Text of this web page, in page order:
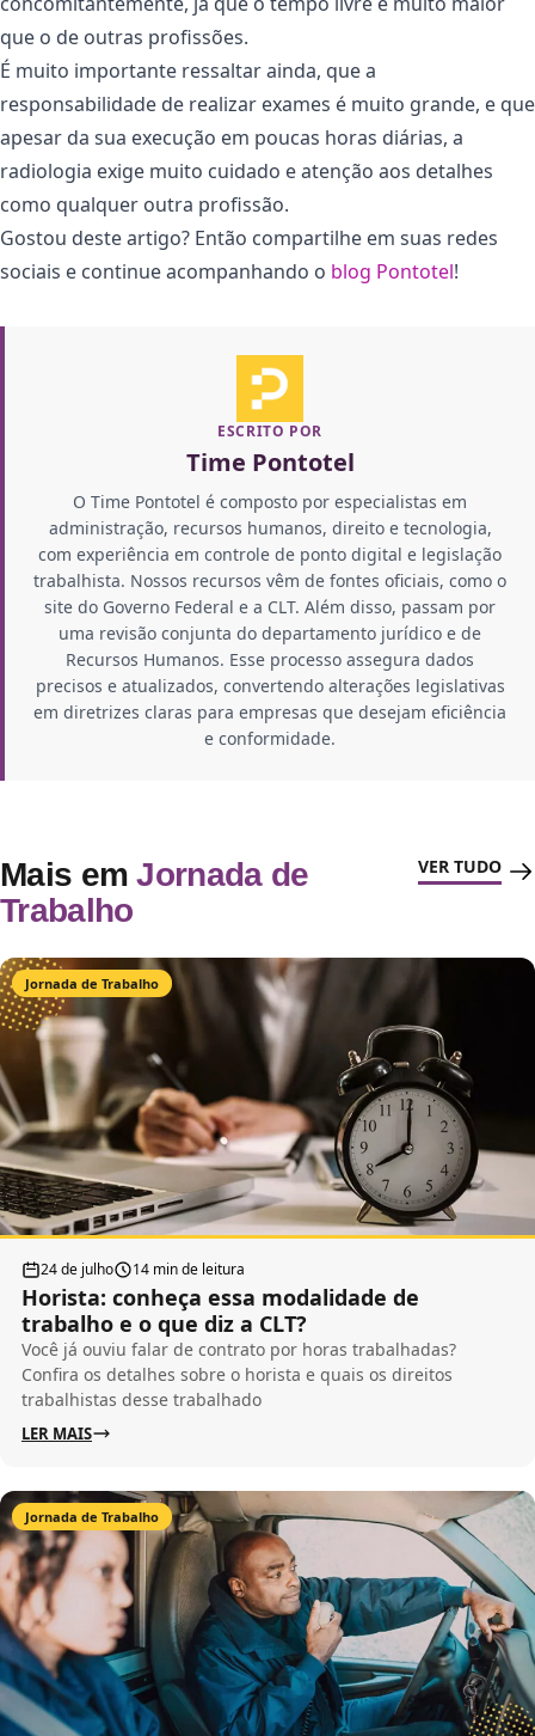
que o de outras profissões.
É muito importante ressaltar ainda, que a
responsabilidade de realizar exames é muito grande, e que
apesar da sua execução em poucas horas diárias, a
radiologia exige muito cuidado e atenção aos detalhes
como qualquer outra profissão.
Gostou deste artigo? Então compartilhe em suas redes
sociais e continue acompanhando o blog Pontotel!
ESCRITO POR
Time Pontotel
O Time Pontotel é composto por especialistas em
administração, recursos humanos, direito e tecnologia,
com experiência em controle de ponto digital e legislação
trabalhista. Nossos recursos vêm de fontes oficiais, como o
site do Governo Federal e a CLT. Além disso, passam por
uma revisão conjunta do departamento jurídico e de
Recursos Humanos. Esse processo assegura dados
precisos e atualizados, convertendo alterações legislativas
em diretrizes claras para empresas que desejam eficiência
e conformidade.
Mais emJornada de
Trabalho
VER TUDO
Jornada de Trabalho
24 de julho 14 min de leitura
Horista: conheça essa modalidade de
trabalho e o que diz a CLT?
Você já ouviu falar de contrato por horas trabalhadas?
Confira os detalhes sobre o horista e quais os direitos
trabalhistas desse trabalhado
LER MAIS
Jornada de Trabalho